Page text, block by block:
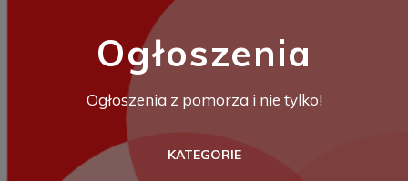
Ogłoszenia
Ogłoszenia z pomorza i nie tylko!
KATEGORIE